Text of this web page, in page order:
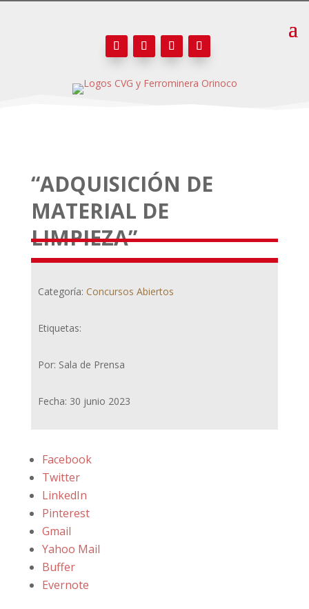
“ADQUISICIÓN DE
MATERIAL DE
LIMPIEZA”
Categoría: Concursos Abiertos
Etiquetas:
Por: Sala de Prensa
Fecha: 30 junio 2023
Facebook
Twitter
LinkedIn
Pinterest
Gmail
Yahoo Mail
Buffer
Evernote